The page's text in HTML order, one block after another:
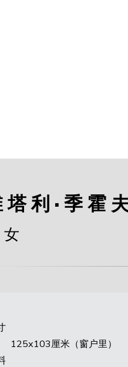
塔利·季霍
125х103厘米（窗户里）